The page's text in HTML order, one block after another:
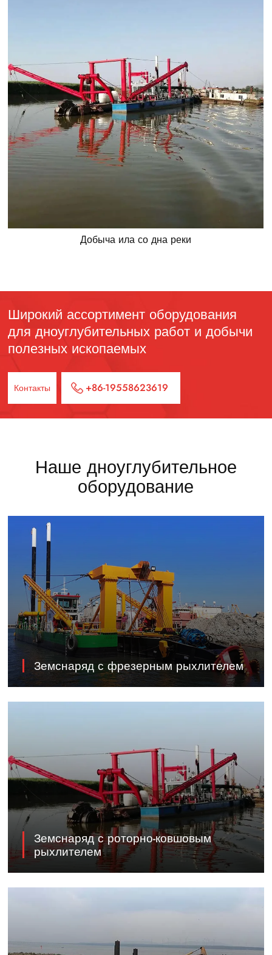
Добыча ила со дна реки
Широкий ассортимент оборудования
для дноуглубительных работ и добычи
полезных ископаемых
Контакты +86-19558623619
Наше дноуглубительное
оборудование
Земснаряд с фрезерным рыхлителем
Земснаряд с роторно-ковшовым
рыхлителем